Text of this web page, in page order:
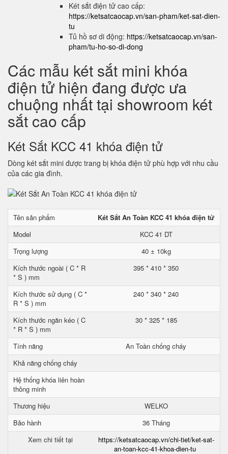
Két sắt điện tử cao cấp:
https://ketsatcaocap.vn/san-pham/ket-sat-dien-
tu
Tủ hồ sơ di động: https://ketsatcaocap.vn/san-
pham/tu-ho-so-di-dong
Các mẫu két sắt mini khóa
điện tử hiện đang được ưa
chuộng nhất tại showroom két
sắt cao cấp
Két Sắt KCC 41 khóa điện tử
Dòng két sắt mini được trang bị khóa điện tử phù hợp với nhu cầu
của các gia đình.
Tên sản phẩm
Két Sắt An Toàn KCC 41 khóa điện tử
Model
KCC 41 DT
Trọng lượng
40 ± 10kg
Kích thước ngoài ( C * R
* S ) mm
395 * 410 * 350
Kích thước sử dụng ( C *
R * S ) mm
240 * 340 * 240
Kích thước ngăn kéo ( C
* R * S ) mm
30 * 325 * 185
Tính năng
An Toàn chống cháy
Khả năng chống cháy
Hệ thống khóa liên hoàn
thông minh
Thương hiệu
WELKO
Bảo hành
36 Tháng
Xem chi tiết tại
https://ketsatcaocap.vn/chi-tiet/ket-sat-
an-toan-kcc-41-khoa-dien-tu